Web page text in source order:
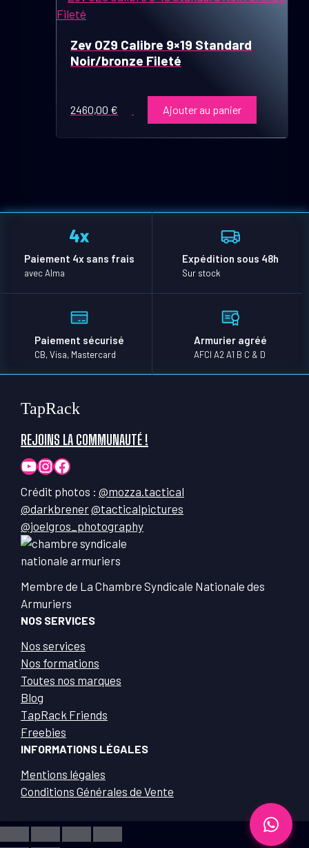
Zev OZ9 Calibre 9×19 Standard
Noir/bronze Fileté
2460,00 € Ajouter au panier
Paiement 4x sans frais
avec Alma
Expédition sous 48h
Sur stock
Paiement sécurisé
CB, Visa, Mastercard
Armurier agréé
AFCI A2 A1 B C & D
TapRack
REJOINS LA COMMUNAUTÉ !
YouTube
Instagram
Facebook
Crédit photos : @mozza.tactical
@darkbrener@tacticalpictures
@joelgros_photography
Membre de La Chambre Syndicale Nationale des
Armuriers
NOS SERVICES
Nos services
Nos formations
Toutes nos marques
Blog
TapRack Friends
Freebies
INFORMATIONS LÉGALES
Mentions légales
Conditions Générales de Vente